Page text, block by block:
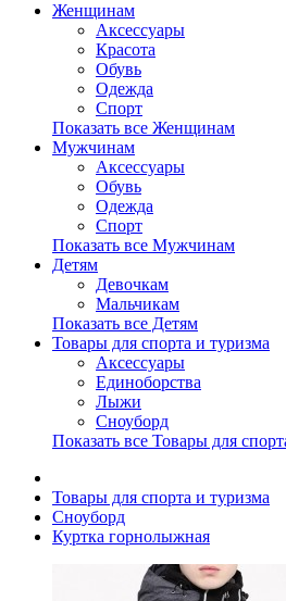
Женщинам
Аксессуары
Красота
Обувь
Одежда
Спорт
Показать все Женщинам
Мужчинам
Аксессуары
Обувь
Одежда
Спорт
Показать все Мужчинам
Детям
Девочкам
Мальчикам
Показать все Детям
Товары для спорта и туризма
Аксессуары
Единоборства
Лыжи
Сноуборд
Показать все Товары для
Товары для спорта и туризма
Сноуборд
Куртка горнолыжная